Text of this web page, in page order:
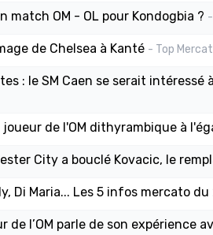
match OM - OL pour Kondogbia ?
de Chelsea à Kanté - Top
: le SM Caen se serait intéressé
joueur de l'OM dithyrambique à
City a bouclé Kovacic, le
Di Maria... Les 5 infos mercato
de l’OM parle de son expérience